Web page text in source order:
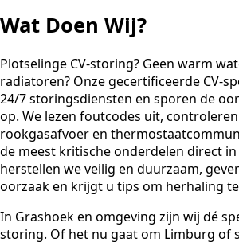
Wat Doen Wij?
Plotselinge CV-storing? Geen warm
radiatoren? Onze gecertificeerde CV-
24/7 storingsdiensten en sporen de
op. We lezen foutcodes uit,
rookgasafvoer en
de meest kritische onderdelen direct in
herstellen we veilig en duurzaam,
oorzaak en krijgt u tips om herhaling
In Grashoek en omgeving zijn wij dé
storing. Of het nu gaat om Limburg of